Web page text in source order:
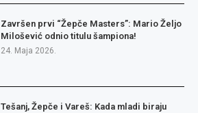
Završen prvi “Žepče Masters”: Mario Željo
Milošević odnio titulu šampiona!
24. Maja 2026.
Tešanj, Žepče i Vareš: Kada mladi biraju